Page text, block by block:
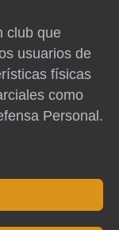
club que
usuarios de
físicas
como
Personal.